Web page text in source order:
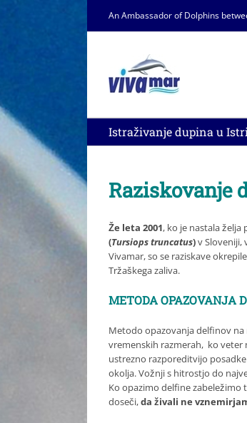
An Ambassador of Dolphins
Istraživanje dupina u
Raziskovanje
Že leta 2001, ko je nastala
(Tursiops truncatus)v Sloveniji,
Vivamar, so se raziskave
Tržaškega zaliva.
METODA OPAZOVANJA
Metodo opazovanja delfinov na
vremenskih razmerah, ko veter
ustrezno razporeditvijo
okolja. Vožnji s hitrostjo do
Ko opazimo delfine
doseči,da živali ne